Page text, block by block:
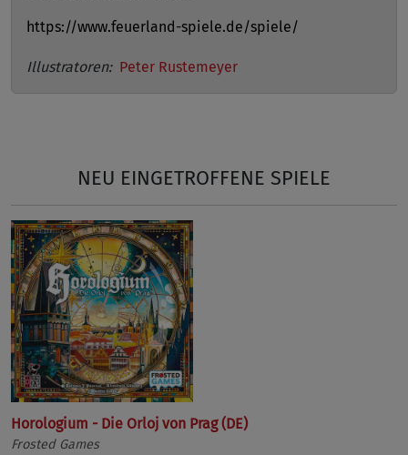
https://www.feuerland-spiele.de/spiele/
Illustratoren: Peter Rustemeyer
NEU EINGETROFFENE SPIELE
Horologium - Die Orloj von Prag (DE)
Frosted Games